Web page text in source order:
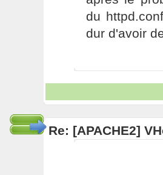
du
dur d'avoir
Re: [APACHE2]